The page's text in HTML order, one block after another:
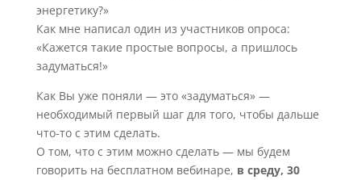
энергетику?»
Как мне написал один из участников опроса:
«Кажется такие простые вопросы, а пришлось
задуматься!»
Как Вы уже поняли — это «задуматься» —
необходимый первый шаг для того, чтобы дальше
что-то с этим сделать.
О том, что с этим можно сделать — мы будем
говорить на бесплатном вебинаре, в среду, 30